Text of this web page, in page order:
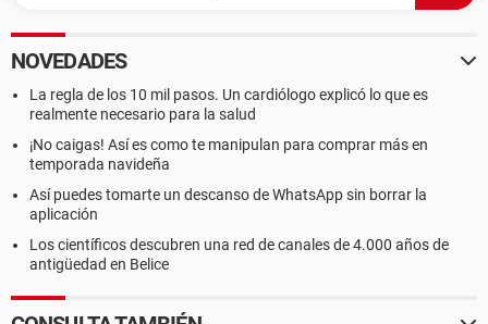
NOVEDADES
La regla de los 10 mil pasos. Un cardiólogo explicó lo que es
realmente necesario para la salud
¡No caigas! Así es como te manipulan para comprar más en
temporada navideña
Así puedes tomarte un descanso de WhatsApp sin borrar la
aplicación
Los científicos descubren una red de canales de 4.000 años de
antigüedad en Belice